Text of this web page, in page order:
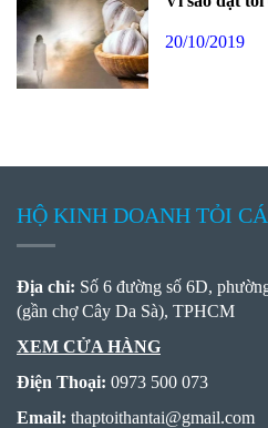
20/10/2019
HỘ KINH DOANH TỎI
Địa chỉ: Số 6 đường số 6D,
(gần chợ Cây Da Sà), TPHCM
XEM CỬA HÀNG
Điện Thoại: 0973 500 073
Email: thaptoithantai@gmail.com